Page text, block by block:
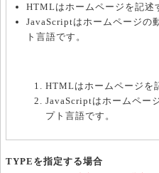
HTMLはホームページを記述
JavaScriptはホームページの
ト言語です。
HTMLはホームページを
JavaScriptはホームペー
プト言語です。
TYPEを指定する場合